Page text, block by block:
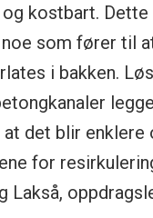
og kostbart.
som fører til
i bakken.
det blir enklere
for
Lakså,